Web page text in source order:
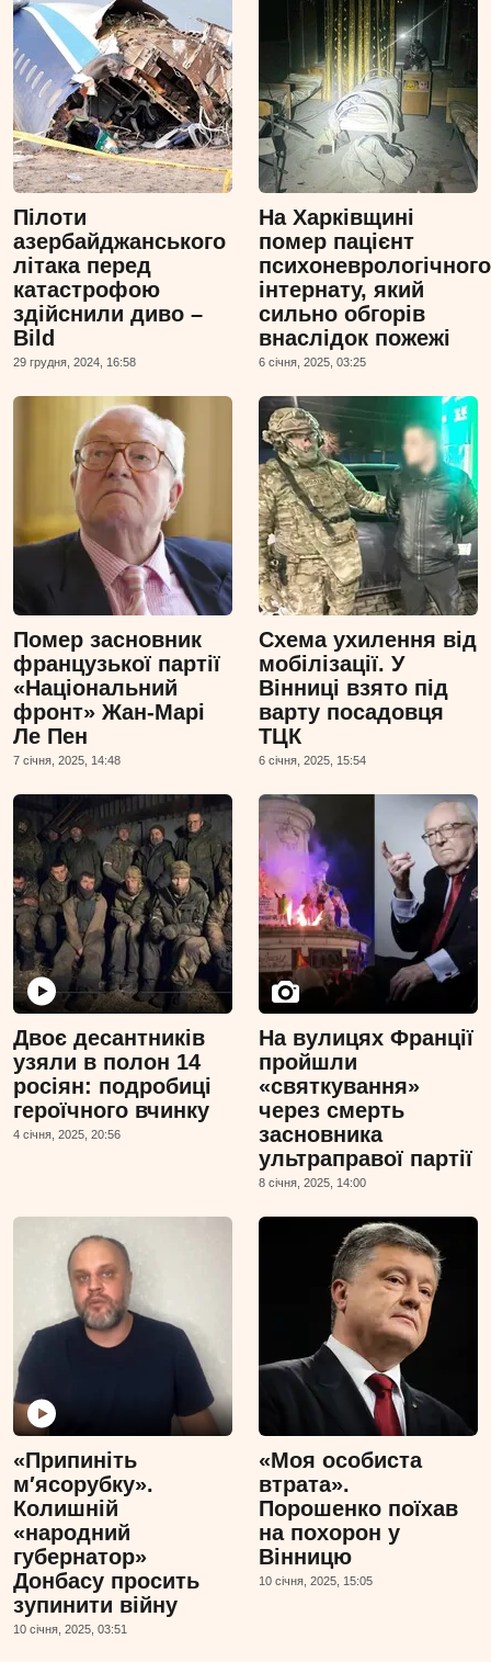
Пілоти
азербайджанського
літака перед
катастрофою
здійснили диво –
Bild
29 грудня, 2024, 16:58
На Харківщині
помер пацієнт
психоневрологічного
інтернату, який
сильно обгорів
внаслідок пожежі
6 сiчня, 2025, 03:25
Помер засновник
французької партії
«Національний
фронт» Жан-Марі
Ле Пен
7 сiчня, 2025, 14:48
Схема ухилення від
мобілізації. У
Вінниці взято під
варту посадовця
ТЦК
6 сiчня, 2025, 15:54
Двоє десантників
узяли в полон 14
росіян: подробиці
героїчного вчинку
4 сiчня, 2025, 20:56
На вулицях Франції
пройшли
«святкування»
через смерть
засновника
ультраправої партії
8 сiчня, 2025, 14:00
«Припиніть
м′ясорубку».
Колишній
«народний
губернатор»
Донбасу просить
зупинити війну
10 сiчня, 2025, 03:51
«Моя особиста
втрата».
Порошенко поїхав
на похорон у
Вінницю
10 сiчня, 2025, 15:05